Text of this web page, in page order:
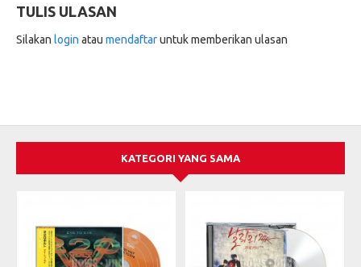
TULIS ULASAN
Silakan login atau mendaftaruntuk memberikan ulasan
KATEGORI YANG SAMA